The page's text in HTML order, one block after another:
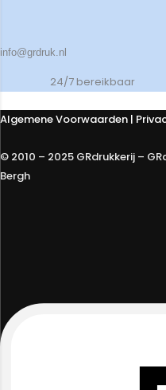
info@grdruk.nl
24/7 bereikbaar
Algemene Voorwaarden |
© 2010 – 2025 GRdrukkerij –
Bergh